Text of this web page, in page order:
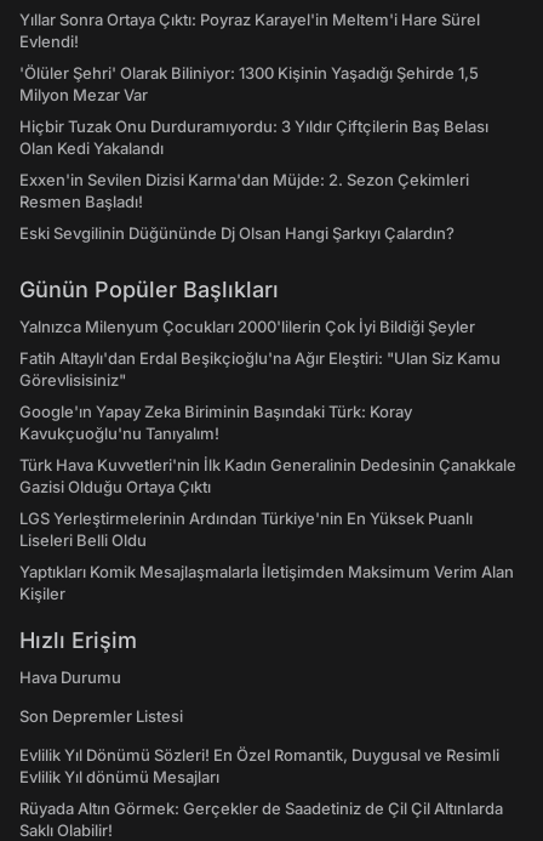
Yıllar Sonra Ortaya Çıktı: Poyraz Karayel'in Meltem'i Hare Sürel
Evlendi!
'Ölüler Şehri' Olarak Biliniyor: 1300 Kişinin Yaşadığı Şehirde 1,5
Milyon Mezar Var
Hiçbir Tuzak Onu Durduramıyordu: 3 Yıldır Çiftçilerin Baş Belası
Olan Kedi Yakalandı
Exxen'in Sevilen Dizisi Karma'dan Müjde: 2. Sezon Çekimleri
Resmen Başladı!
Eski Sevgilinin Düğününde Dj Olsan Hangi Şarkıyı Çalardın?
Günün Popüler Başlıkları
Yalnızca Milenyum Çocukları 2000'lilerin Çok İyi Bildiği Şeyler
Fatih Altaylı'dan Erdal Beşikçioğlu'na Ağır Eleştiri: "Ulan Siz Kamu
Görevlisisiniz"
Google'ın Yapay Zeka Biriminin Başındaki Türk: Koray
Kavukçuoğlu'nu Tanıyalım!
Türk Hava Kuvvetleri'nin İlk Kadın Generalinin Dedesinin Çanakkale
Gazisi Olduğu Ortaya Çıktı
LGS Yerleştirmelerinin Ardından Türkiye'nin En Yüksek Puanlı
Liseleri Belli Oldu
Yaptıkları Komik Mesajlaşmalarla İletişimden Maksimum Verim Alan
Kişiler
Hızlı Erişim
Hava Durumu
Son Depremler Listesi
Evlilik Yıl Dönümü Sözleri! En Özel Romantik, Duygusal ve Resimli
Evlilik Yıl dönümü Mesajları
Rüyada Altın Görmek: Gerçekler de Saadetiniz de Çil Çil Altınlarda
Saklı Olabilir!